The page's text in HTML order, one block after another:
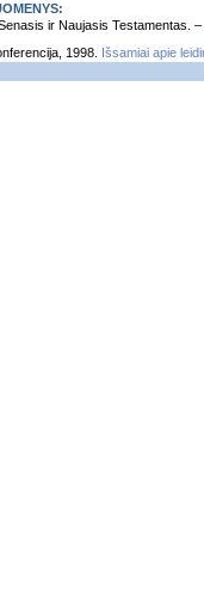
ir Naujasis Testamentas.
1998.
Išsamiai apie